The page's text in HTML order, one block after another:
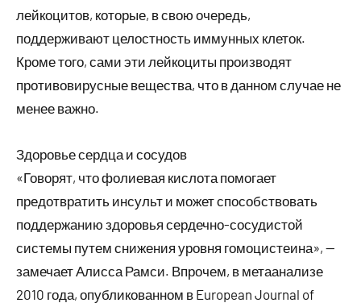
лейкоцитов, которые, в свою очередь,
поддерживают целостность иммунных клеток.
Кроме того, сами эти лейкоциты производят
противовирусные вещества, что в данном случае не
менее важно.
Здоровье сердца и сосудов
«Говорят, что фолиевая кислота помогает
предотвратить инсульт и может способствовать
поддержанию здоровья сердечно-сосудистой
системы путем снижения уровня гомоцистеина», —
замечает Алисса Рамси. Впрочем, в метаанализе
2010 года, опубликованном в European Journal of